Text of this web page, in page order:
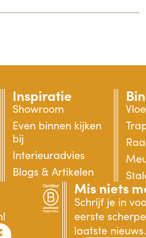
Inspiratie
Showroom
Even binnen kijken
bij
Interieuradvies
Blogs & Artikelen
Mis niets
Schrijf je in
eerste
laatste nieuws.